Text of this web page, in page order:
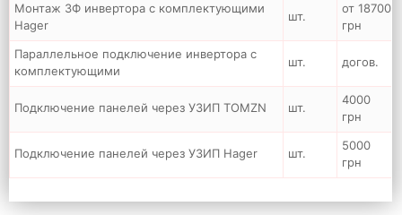
Монтаж 3Ф инвертора с комплектующими
Hager
шт.
от 18700
грн
Параллельное подключение инвертора с
комплектующими
шт. догов.
Подключение панелей через УЗИП TOMZN шт.
4000
грн
Подключение панелей через УЗИП Hager шт.
5000
грн